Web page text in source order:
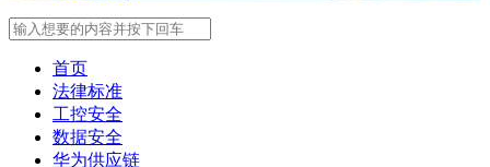
首页
法律标准
工控安全
数据安全
华为供应链